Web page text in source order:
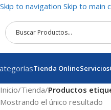
Skip to navigation Skip to main
Tienda OnlineServicios
Inicio/Tienda/Productos
Mostrando el único resultado